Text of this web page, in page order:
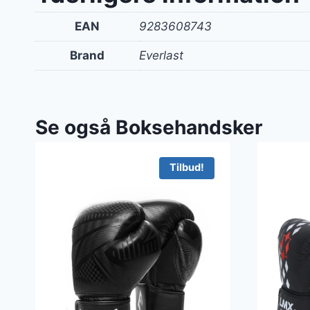
EAN 9283608743
Brand Everlast
Se også Boksehandsker
Tilbud!